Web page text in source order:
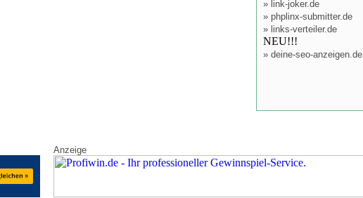
» link-joker.de
» phplinx-submitter.de
» links-verteiler.de
NEU!!!
» deine-seo-anzeigen.de
Anzeige